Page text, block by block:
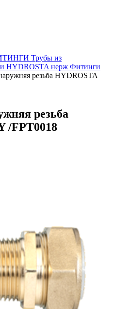
Трубы из
HYDROSTA нерж Фитинги
резьба HYDROSTA
резьба
/FPT0018